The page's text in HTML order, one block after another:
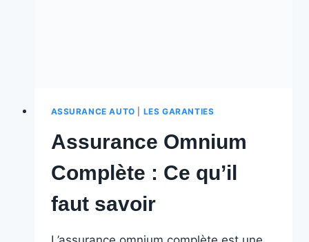
ASSURANCE AUTO LES GARANTIES
Assurance Omnium
Complète : Ce qu’il
faut savoir